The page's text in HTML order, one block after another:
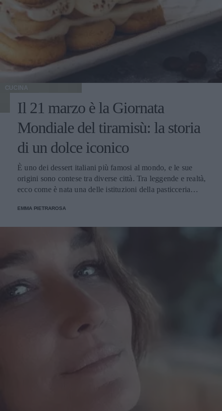
CUCINA
Il 21 marzo è la Giornata
Mondiale del tiramisù: la storia
di un dolce iconico
È uno dei dessert italiani più famosi al mondo, e le sue
origini sono contese tra diverse città. Tra leggende e realtà,
ecco come è nata una delle istituzioni della pasticceria
EMMA PIETRAROSA